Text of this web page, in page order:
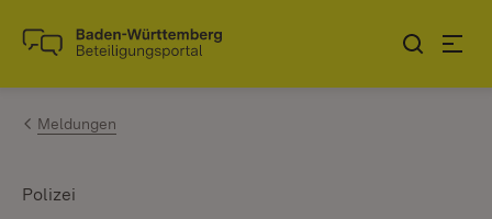
Zum Inhalt springen
Link zur Startseite
Meldungen
Polizei